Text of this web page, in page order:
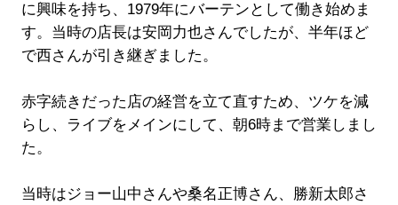
に興味を持ち、1979年にバーテンとして働き始めま
す。当時の店長は安岡力也さんでしたが、半年ほど
で西さんが引き継ぎました。
赤字続きだった店の経営を立て直すため、ツケを減
らし、ライブをメインにして、朝6時まで営業しまし
た。
当時はジョー山中さんや桑名正博さん、勝新太郎さ